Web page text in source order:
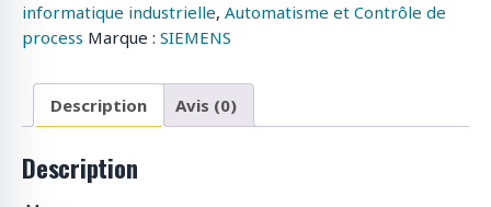
informatique industrielle, Automatisme et Contrôle de
process Marque : SIEMENS
Description Avis (0)
Description